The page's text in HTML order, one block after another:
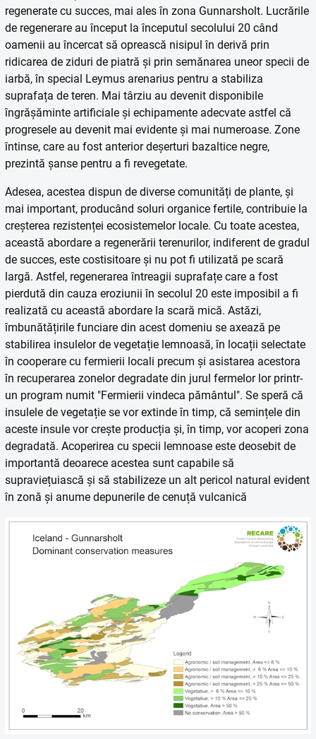
regenerate cu succes, mai ales în zona Gunnarsholt. Lucrările
de regenerare au început la începutul secolului 20 când
oamenii au încercat să oprească nisipul în derivă prin
ridicarea de ziduri de piatră și prin semănarea uneor specii de
iarbă, în special Leymus arenarius pentru a stabiliza
suprafața de teren. Mai târziu au devenit disponibile
îngrășăminte artificiale și echipamente adecvate astfel că
progresele au devenit mai evidente și mai numeroase. Zone
întinse, care au fost anterior deșerturi bazaltice negre,
prezintă șanse pentru a fi revegetate.
Adesea, acestea dispun de diverse comunități de plante, și
mai important, producând soluri organice fertile, contribuie la
creșterea rezistenței ecosistemelor locale. Cu toate acestea,
această abordare a regenerării terenurilor, indiferent de gradul
de succes, este costisitoare și nu pot fi utilizată pe scară
largă. Astfel, regenerarea întreagii suprafațe care a fost
pierdută din cauza eroziunii în secolul 20 este imposibil a fi
realizată cu această abordare la scară mică. Astăzi,
îmbunătățirile funciare din acest domeniu se axează pe
stabilirea insulelor de vegetație lemnoasă, în locații selectate
în cooperare cu fermierii locali precum și asistarea acestora
în recuperarea zonelor degradate din jurul fermelor lor printr-
un program numit "Fermierii vindeca pământul". Se speră că
insulele de vegetație se vor extinde în timp, că semințele din
aceste insule vor crește producția și, în timp, vor acoperi zona
degradată. Acoperirea cu specii lemnoase este deosebit de
importantă deoarece acestea sunt capabile să
supraviețuiască și să stabilizeze un alt pericol natural evident
în zonă și anume depunerile de cenuță vulcanică